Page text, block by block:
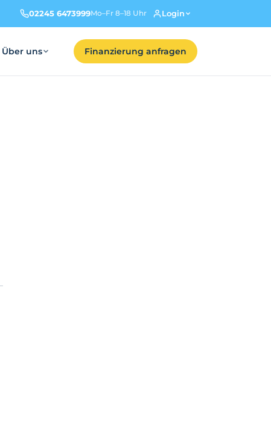
02245 6473999Mo–Fr 8–18 Uhr Login
Über uns Finanzierung anfragen